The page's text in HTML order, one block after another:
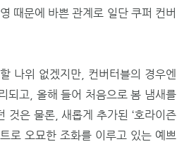
때문에 바쁜 관계로 일단 쿠퍼 컨버
나위 없겠지만, 컨버터블의 경우엔
되고, 올해 들어 처음으로 봄 냄새를
것은 물론, 새롭게 추가된 ‘호라이즌
로 오묘한 조화를 이루고 있는 예쁘